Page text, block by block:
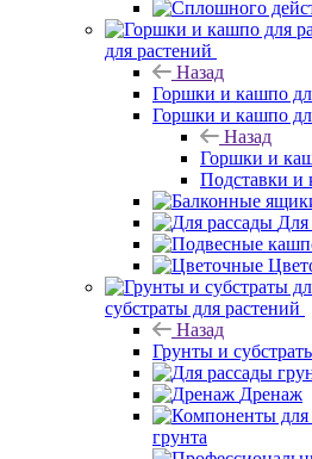
для растений
Назад
Горшки и кашпо
Горшки и кашпо
Назад
Горшки и
Подставки и
Для
субстраты для растений
Назад
Грунты и
Дренаж
грунта